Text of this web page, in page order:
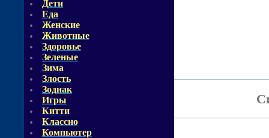
Дети
Еда
Женские
Животные
Здоровье
Зеленые
Зима
Злость
Зодиак
Игры
Китти
Классно
Компьютер